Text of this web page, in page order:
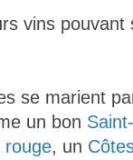
vins
se marient
un bon
rouge, un